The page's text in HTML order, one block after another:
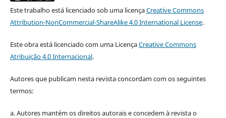
Este trabalho está licenciado sob uma licençaCreative Commons
Attribution-NonCommercial-ShareAlike 4.0 International License.
Este obra está licenciado com uma LicençaCreative Commons
Atribuição 4.0 Internacional.
Autores que publicam nesta revista concordam com os seguintes
termos:
a. Autores mantém os direitos autorais e concedem à revista o